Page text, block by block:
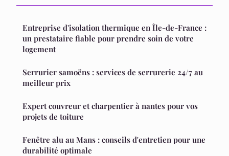
Entreprise d'isolation thermique en Île-de-France :
un prestataire fiable pour prendre soin de votre
logement
Serrurier samoëns : services de serrurerie 24/7 au
meilleur prix
Expert couvreur et charpentier à nantes pour vos
projets de toiture
Fenêtre alu au Mans : conseils d'entretien pour une
durabilité optimale